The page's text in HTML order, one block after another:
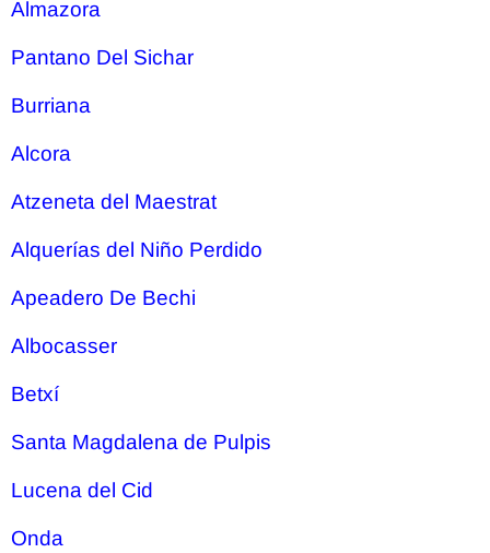
Almazora
Pantano Del Sichar
Burriana
Alcora
Atzeneta del Maestrat
Alquerías del Niño Perdido
Apeadero De Bechi
Albocasser
Betxí
Santa Magdalena de Pulpis
Lucena del Cid
Onda